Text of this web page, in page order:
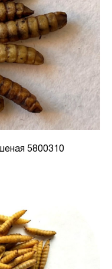
5800310